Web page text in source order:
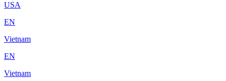
USA
EN
Vietnam
EN
Vietnam